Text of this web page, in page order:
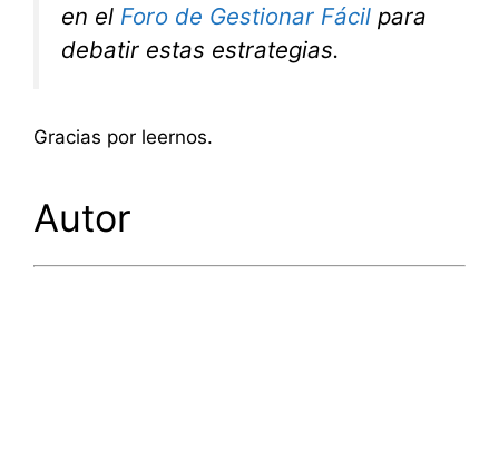
en el Foro de Gestionar Fácil para
debatir estas estrategias.
Gracias por leernos.
Autor